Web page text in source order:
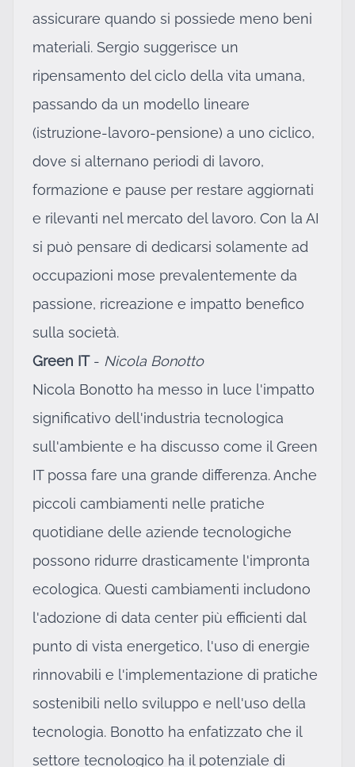
assicurare quando si possiede meno beni
materiali. Sergio suggerisce un
ripensamento del ciclo della vita umana,
passando da un modello lineare
(istruzione-lavoro-pensione) a uno ciclico,
dove si alternano periodi di lavoro,
formazione e pause per restare aggiornati
e rilevanti nel mercato del lavoro. Con la AI
si può pensare di dedicarsi solamente ad
occupazioni mose prevalentemente da
passione, ricreazione e impatto benefico
sulla società.
Green IT- Nicola Bonotto
Nicola Bonotto ha messo in luce l'impatto
significativo dell'industria tecnologica
sull'ambiente e ha discusso come il Green
IT possa fare una grande differenza. Anche
piccoli cambiamenti nelle pratiche
quotidiane delle aziende tecnologiche
possono ridurre drasticamente l'impronta
ecologica. Questi cambiamenti includono
l'adozione di data center più efficienti dal
punto di vista energetico, l'uso di energie
rinnovabili e l'implementazione di pratiche
sostenibili nello sviluppo e nell'uso della
tecnologia. Bonotto ha enfatizzato che il
settore tecnologico ha il potenziale di